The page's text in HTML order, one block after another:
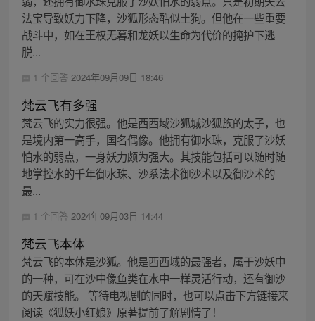
法宝导致妖力下降，沙狐形态酷似土狗。但他在一些重要
战斗中，如在王权无暮和龙妖以生命为代价的掩护下逃
脱...
1 个回答 2024年09月09日 18:46
梵云飞有多强
梵云飞的实力很强。他是西西域沙狐城沙狐族的太子，也
是境内第一高手，国名偶像。他拥有御水珠，克服了沙妖
怕水的弱点，一身妖力颇为强大。其技能包括可以随时随
地掌控水的千年御水珠、沙系法术御沙术以及御沙术的
最...
1 个回答 2024年09月03日 14:44
梵云飞本体
梵云飞的本体是沙狐。他是西西域的最强者，属于沙妖中
的一种，可在沙中像鱼类在水中一样灵活行动，还有御沙
的天赋技能。 等待电视剧的同时，也可以点击下方链接来
阅读《狐妖小红娘》原著提前了解剧情了！